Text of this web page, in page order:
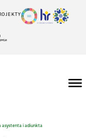
asystenta i adiunkta